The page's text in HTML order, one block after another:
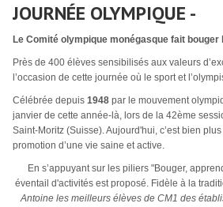
JOURNÉE OLYMPIQUE -
Le Comité olympique monégasque fait bouger
Près de 400 élèves sensibilisés aux valeurs
l’occasion de cette journée où le sport et
Célébrée depuis 1948 par le mouvement
janvier de cette année-là, lors de la 42ème
Saint-Moritz (Suisse). Aujourd'hui, c’est bien
promotion d’une vie saine et active.
En s’appuyant sur les piliers "Bouger,
éventail d'activités est proposé. Fidèle à la
Antoine les meilleurs élèves de CM1 des